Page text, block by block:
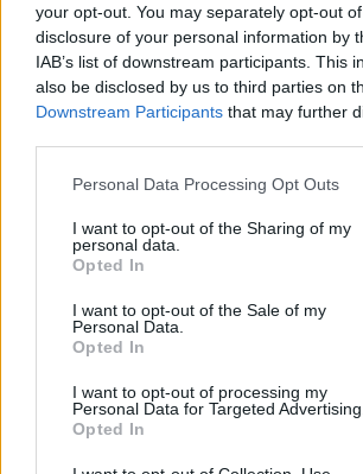
your opt-out. You may separately opt-out
disclosure of your personal information by
IAB’s list of downstream participants. This
also be disclosed by us to third parties on
Downstream Participants that may further
Personal Data Processing Opt Outs
I want to opt-out of the Sharing of my
personal data.
Opted In
I want to opt-out of the Sale of my
Personal Data.
Opted In
I want to opt-out of processing my
Personal Data for Targeted Advertising.
Opted In